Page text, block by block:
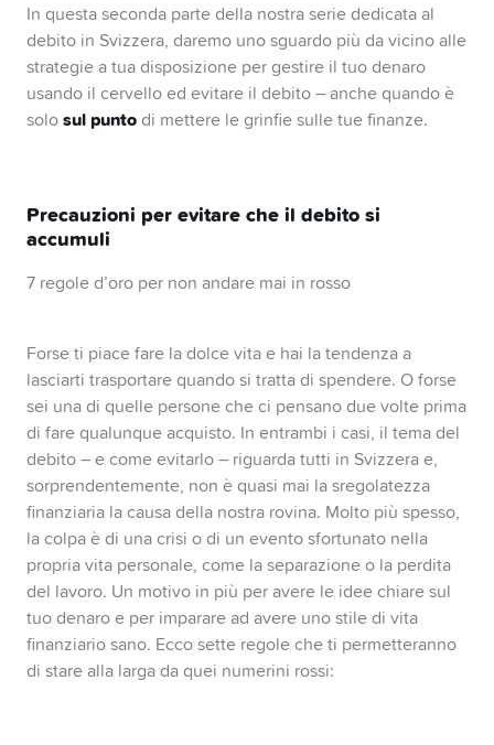
possono avere conseguenze enormi per il
saldo del tuo conto.
Continua a leggere e impara le 7 regole d’oro
dellaprevenzione del debito in Svizzera.
In questa seconda parte della nostra serie dedicata al
debito in Svizzera, daremo uno sguardo più da vicino alle
strategie a tua disposizione per gestire il tuo denaro
usando il cervello ed evitare il debito – anche quando è
solosul puntodi mettere le grinfie sulle tue finanze.
Precauzioni per evitare che il debito si
accumuli
7 regole d’oro per non andare mai in rosso
Forse ti piace fare la dolce vita e hai la tendenza a
lasciarti trasportare quando si tratta di spendere. O forse
sei una di quelle persone che ci pensano due volte prima
di fare qualunque acquisto. In entrambi i casi, il tema del
debito – e come evitarlo – riguarda tutti in Svizzera e,
sorprendentemente, non è quasi mai la sregolatezza
finanziaria la causa della nostra rovina. Molto più spesso,
la colpa è di una crisi o di un evento sfortunato nella
propria vita personale, come la separazione o la perdita
del lavoro. Un motivo in più per avere le idee chiare sul
tuo denaro e per imparare ad avere uno stile di vita
finanziario sano. Ecco sette regole che ti permetteranno
di stare alla larga da quei numerini rossi: